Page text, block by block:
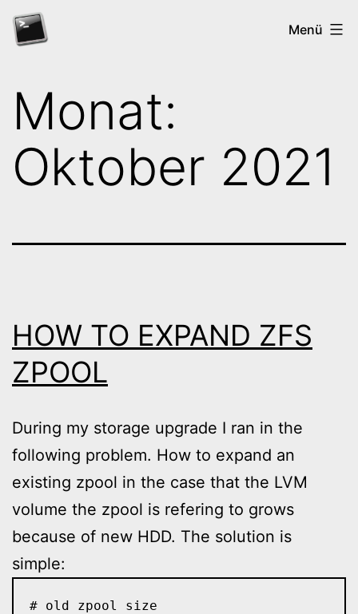
Zum
Inhalt
wiesbaden.de
Menü
Monat:
Oktober 2021
HOW TO EXPAND ZFS
ZPOOL
During my storage upgrade I ran in the
following problem. How to expand an
existing zpool in the case that the LVM
volume the zpool is refering to grows
because of new HDD. The solution is
simple:
# old zpool size